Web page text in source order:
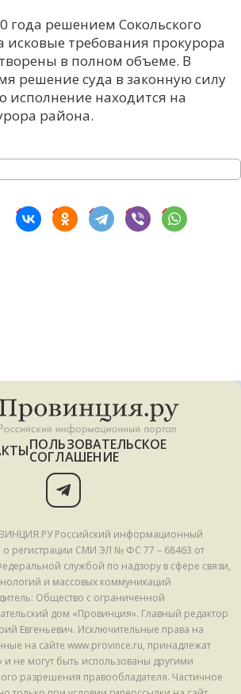
года решением Сокольского
исковые требования прокурора
в полном объеме. В
решение суда в законную силу
исполнение находится на
района.
ПОЛЬЗОВАТЕЛЬСКОЕ
СОГЛАШЕНИЕ
Российский информационный
о регистрации СМИ ЭЛ № ФС 77 – 68463 от
службой по надзору в сфере связи,
и массовых коммуникаций
Общество с ограниченной
дом «Провинция». Главный редактор
Евгеньевич. Исключительные права на
на сайте www.province.ru, принадлежат
не могут быть использованы другими
разрешения правообладателя. Частичное